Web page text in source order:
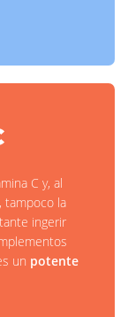
C y, al
tampoco la
ingerir
un potente